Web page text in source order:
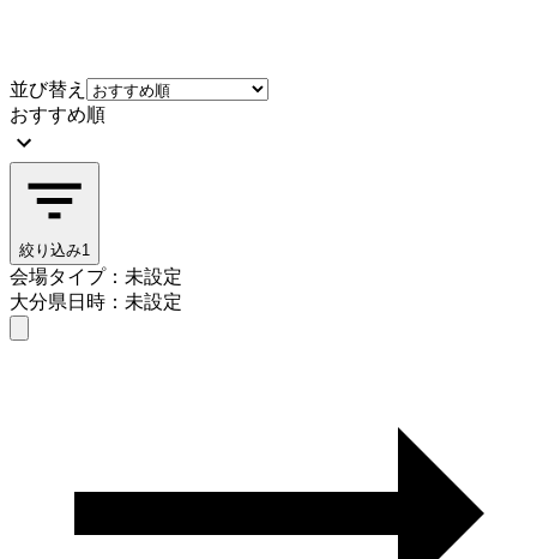
並び替え
おすすめ順
絞り込み1
会場タイプ：未設定
大分県日時：未設定